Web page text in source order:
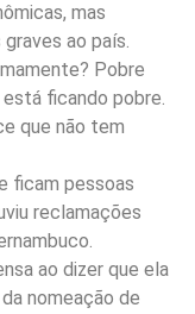
mas
ao país.
Pobre
ficando pobre.
que não tem
ficam pessoas
reclamações
ao dizer que ela
nomeação de